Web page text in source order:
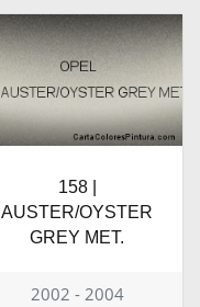
158 |
AUSTER/OYSTER
GREY MET.
2002 - 2004